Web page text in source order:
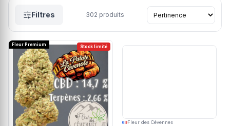
Filtres 302 produits
Stock limité
Fleur Premium
Fleur des Cévennes